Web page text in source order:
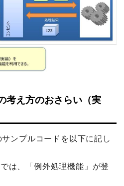
考え方のおさらい（実
ンプルコードを以下に記し
は、「例外処理機能」が登